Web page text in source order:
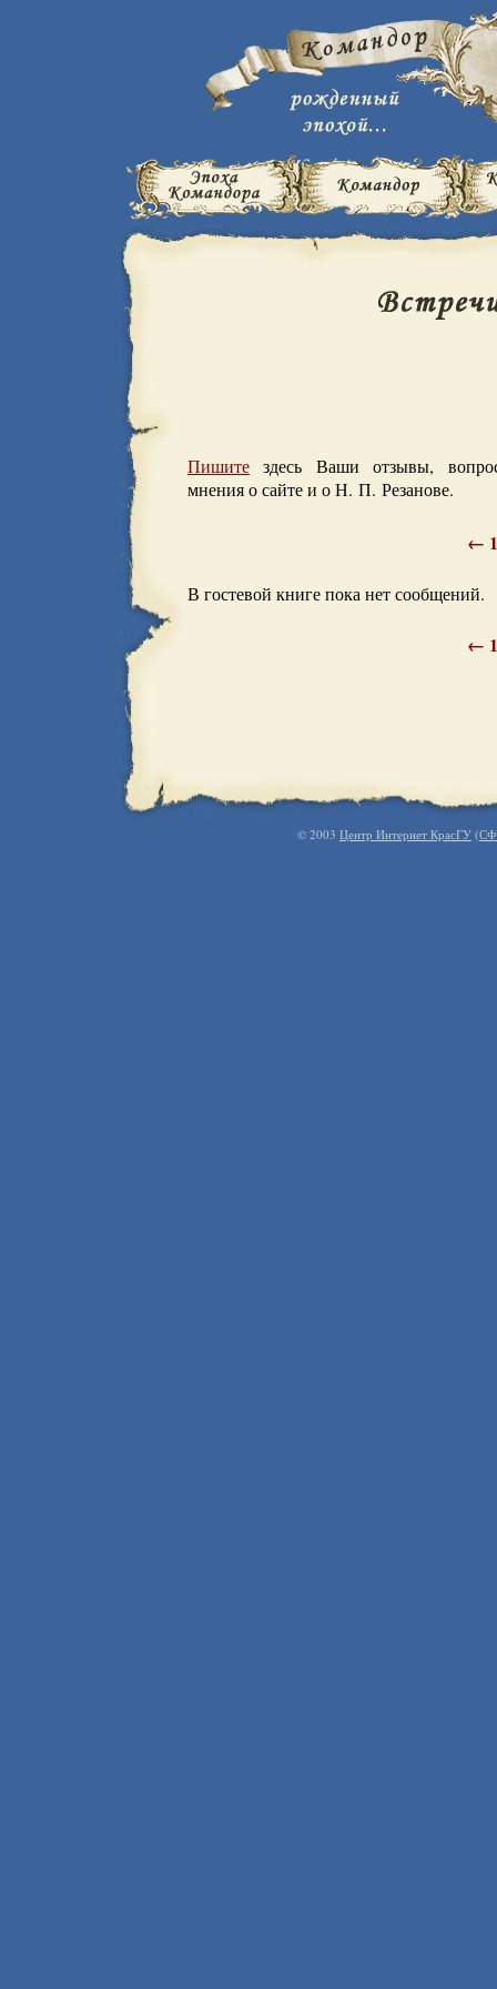
Пишите здесь Ваши отзывы,
мнения о сайте и о Н. П. Резанове.
← 1
В гостевой книге пока нет сообщений.
← 1
© 2003 Центр Интернет КрасГУ (